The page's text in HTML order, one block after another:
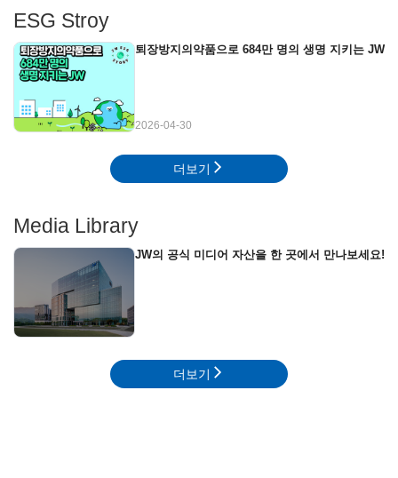
ESG Stroy
퇴장방지의약품으로 684만 명의 생명 지키는 JW
2026-04-30
더보기
Media Library
JW의 공식 미디어 자산을 한 곳에서 만나보세요!
더보기